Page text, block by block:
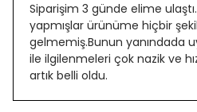
Siparişim 3 günde elime
yapmışlar ürünüme hiçbir
gelmemiş.Bunun yanındada
ile ilgilenmeleri çok nazik ve
artık belli oldu.